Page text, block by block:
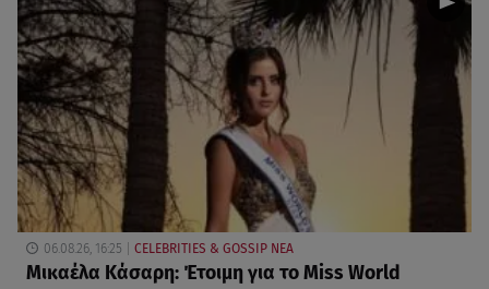
06.08.26, 16:25 CELEBRITIES & GOSSIP ΝΕΑ
Μικαέλα Κάσαρη: Έτοιμη για το Miss World